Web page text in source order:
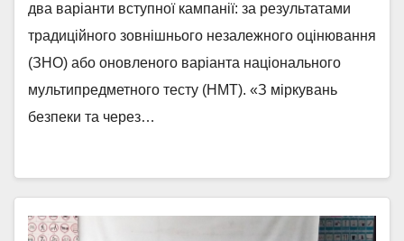
два варіанти вступної кампанії: за результатами
традиційного зовнішнього незалежного оцінювання
(ЗНО) або оновленого варіанта національного
мультипредметного тесту (НМТ). «З міркувань
безпеки та через…